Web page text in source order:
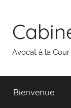
contenu
Avocat à la
Bienvenue